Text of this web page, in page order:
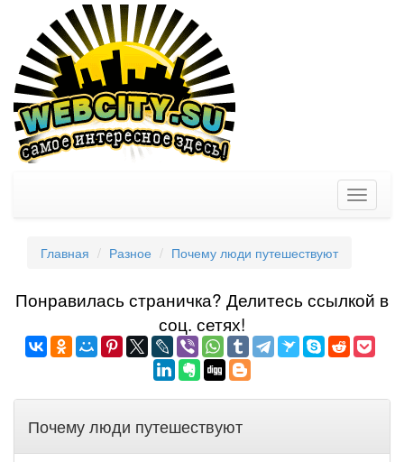
Toggle
Главная Разное Почему люди путешествуют
Понравилась страничка? Делитеcь ссылкой в
соц. сетях!
Почему люди путешествуют